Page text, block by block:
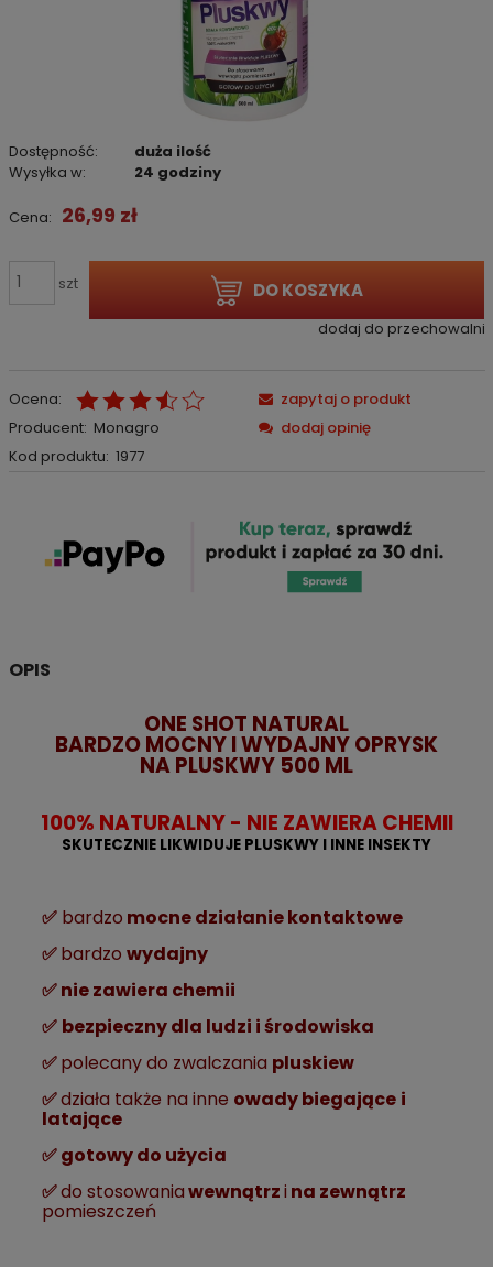
Dostępność:
duża ilość
Wysyłka w:
24 godziny
Cena: 26,99 zł
szt DO KOSZYKA
dodaj do przechowalni
Ocena:
Producent: Monagro
Kod produktu: 1977
zapytaj o produkt
dodaj opinię
OPIS
ONE SHOT NATURAL
BARDZO MOCNY I WYDAJNY OPRYSK
NA PLUSKWY 500 ML
100% NATURALNY - NIE ZAWIERA CHEMII
SKUTECZNIE LIKWIDUJE PLUSKWY I INNE INSEKTY
✅bardzo mocne działanie kontaktowe
✅bardzo wydajny
✅ nie zawiera chemii
✅ bezpieczny dla ludzi i środowiska
✅polecany do zwalczania pluskiew
✅działa także na inne owady biegające i
latające
✅ gotowy do użycia
✅do stosowaniawewnątrzi na zewnątrz
pomieszczeń